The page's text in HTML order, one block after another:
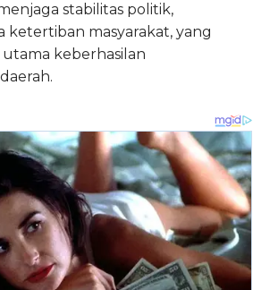
stabilitas politik,
ketertiban masyarakat, yang
keberhasilan